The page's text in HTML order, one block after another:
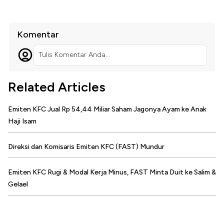
Komentar
Tulis Komentar Anda...
Related Articles
Emiten KFC Jual Rp 54,44 Miliar Saham Jagonya Ayam ke Anak
Haji Isam
Direksi dan Komisaris Emiten KFC (FAST) Mundur
Emiten KFC Rugi & Modal Kerja Minus, FAST Minta Duit ke Salim &
Gelael